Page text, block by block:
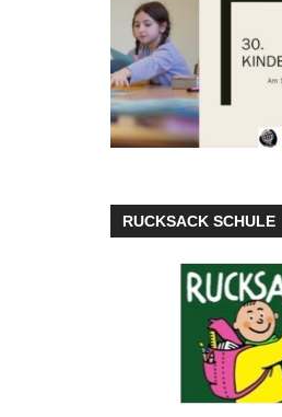
RUCKSACK SCHULE